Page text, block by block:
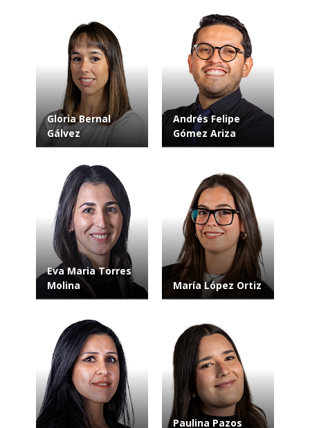
Gloria Bernal
Gálvez
Andrés Felipe
Gómez Ariza
Eva Maria Torres
Molina
María López Ortiz
Paulina Pazos